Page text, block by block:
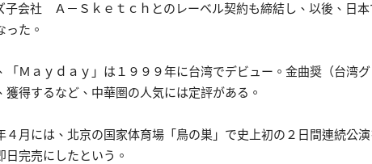
子会社 Ａ－Ｓｋｅｔｃｈとのレーベル契約も締結し、以後、日
った。
「Ｍａｙｄａｙ」は１９９９年に台湾でデビュー。金曲奨（台湾
獲得するなど、中華圏の人気には定評がある。
４月には、北京の国家体育場「鳥の巣」で史上初の２日間連続公
日完売にしたという。